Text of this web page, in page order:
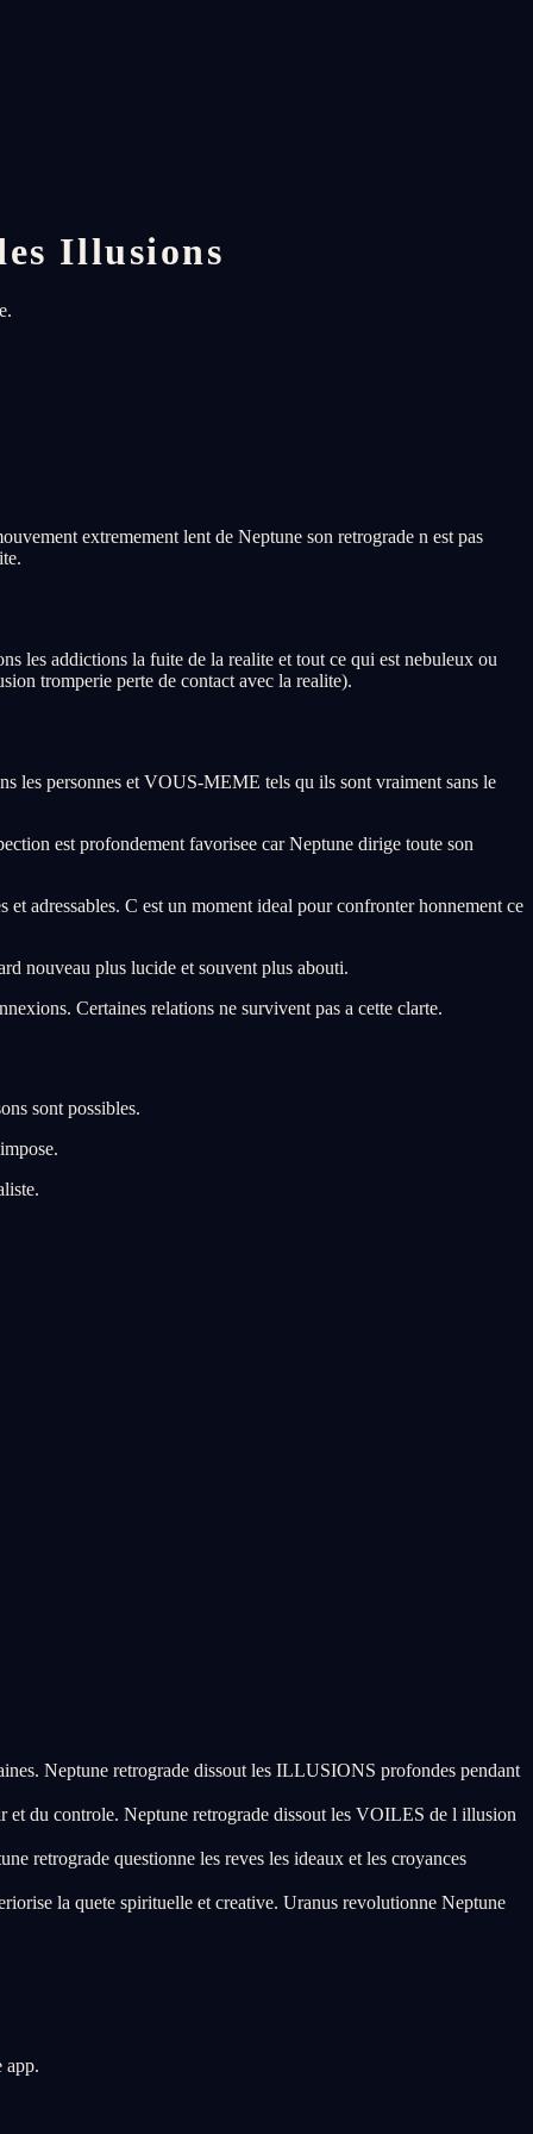
Illusions
extremement lent de Neptune son retrograde n est pas
les addictions la fuite de la realite et tout ce qui est nebuleux ou
tromperie perte de contact avec la realite).
les personnes et VOUS-MEME tels qu ils sont vraiment sans le
est profondement favorisee car Neptune dirige toute son
adressables. C est un moment ideal pour confronter honnement ce
nouveau plus lucide et souvent plus abouti.
Certaines relations ne survivent pas a cette clarte.
sont possibles.
Neptune retrograde dissout les ILLUSIONS profondes pendant
du controle. Neptune retrograde dissout les VOILES de l illusion
retrograde questionne les reves les ideaux et les croyances
la quete spirituelle et creative. Uranus revolutionne Neptune
app.